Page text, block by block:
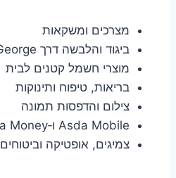
מצרכים ומשקאות
ביגוד והלבשה דרך George
מוצרי חשמל קטנים לבית
בריאות, טיפוח ותינוקות
צילום והדפסות תמונה
Asda Mobile ו‑Asda Money
צמיגים, אופטיקה וביטוחים